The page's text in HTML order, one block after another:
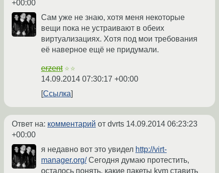
+00:00
Сам уже не знаю, хотя меня некоторые
вещи пока не устраивают в обеих
виртуализациях. Хотя под мои требования
её наверное ещё не придумали.
erzent ☆☆
14.09.2014 07:30:17 +00:00
Ссылка
Ответ на: комментарий от dvrts 14.09.2014 06:23:23
+00:00
я недавно вот это увидел http://virt-
manager.org/Сегодня думаю протестить,
осталось понять, какие пакеты kvm ставить